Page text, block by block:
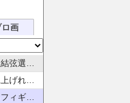
ロ画
のブログ
』別館
ケート